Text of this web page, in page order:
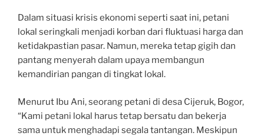
Dalam situasi krisis ekonomi seperti saat ini, petani
lokal seringkali menjadi korban dari fluktuasi harga dan
ketidakpastian pasar. Namun, mereka tetap gigih dan
pantang menyerah dalam upaya membangun
kemandirian pangan di tingkat lokal.
Menurut Ibu Ani, seorang petani di desa Cijeruk, Bogor,
“Kami petani lokal harus tetap bersatu dan bekerja
sama untuk menghadapi segala tantangan. Meskipun